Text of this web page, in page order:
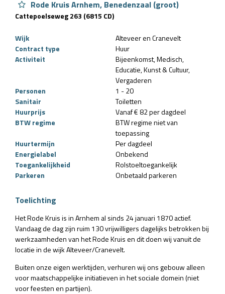
Rode Kruis Arnhem, Benedenzaal (groot)
Cattepoelseweg 263 (6815 CD)
Wijk
Alteveer en Cranevelt
Contract type
Huur
Activiteit
Bijeenkomst Medisch
Educatie Kunst & Cultuur
Vergaderen
Personen
1 - 20
Sanitair
Toiletten
Huurprijs
Vanaf € 82 per dagdeel
BTW regime
BTW regime niet van
toepassing
Huurtermijn
Per dagdeel
Energielabel
Onbekend
Toegankelijkheid
Rolstoeltoegankelijk
Parkeren
Onbetaald parkeren
Toelichting
Het Rode Kruis is in Arnhem al sinds 24 januari 1870 actief.
Vandaag de dag zijn ruim 130 vrijwilligers ​dagelijks ​betrokken bij
werkzaamheden van het Rode Kruis en dit doen wij vanuit de
locatie in de wijk Alteveer/Cranevelt.
Buiten onze eigen werktijden, verhuren wij ons gebouw alleen
voor maatschappelijke initiatieven in het sociale domein (niet
voor feesten en partijen).